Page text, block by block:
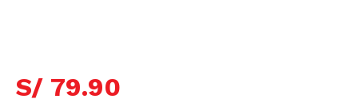
S/ 79.90